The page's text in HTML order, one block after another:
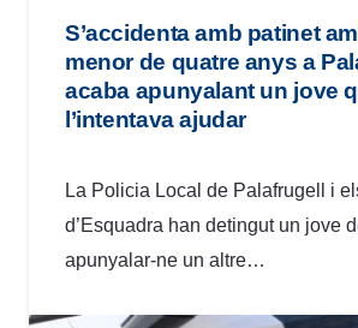
S’accidenta amb patinet
menor de quatre anys a
acaba apunyalant un jove
l’intentava ajudar
La Policia Local de Palafrugell i
d’Esquadra han detingut un jove
apunyalar-ne un altre…